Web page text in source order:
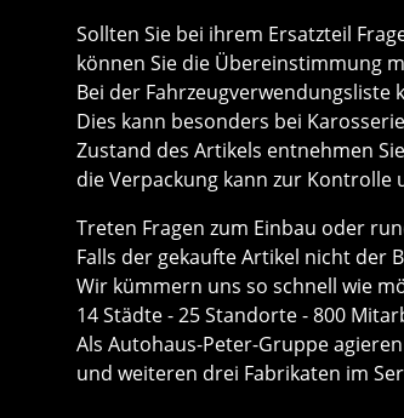
Sollten Sie bei ihrem Ersatzteil
können Sie die Übereinstimmung
Bei der Fahrzeugverwendungsliste
Dies kann besonders bei
Zustand des Artikels entnehmen
die Verpackung kann zur
Treten Fragen zum Einbau oder
Falls der gekaufte Artikel nicht der
Wir kümmern uns so schnell wie
14 Städte - 25 Standorte - 800
Als Autohaus-Peter-Gruppe
und weiteren drei Fabrikaten im